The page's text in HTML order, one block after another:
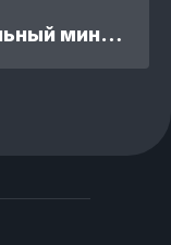
Портативный универсальный мини-вентилятор